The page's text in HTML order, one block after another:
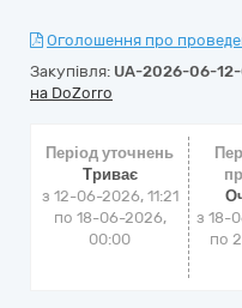
Оголошення про
Закупівля: UA-2026-06-
на DoZorro
Період уточнень
Триває
з 12-06-2026, 11:21
по 18-06-2026,
00:00
з 18-
по